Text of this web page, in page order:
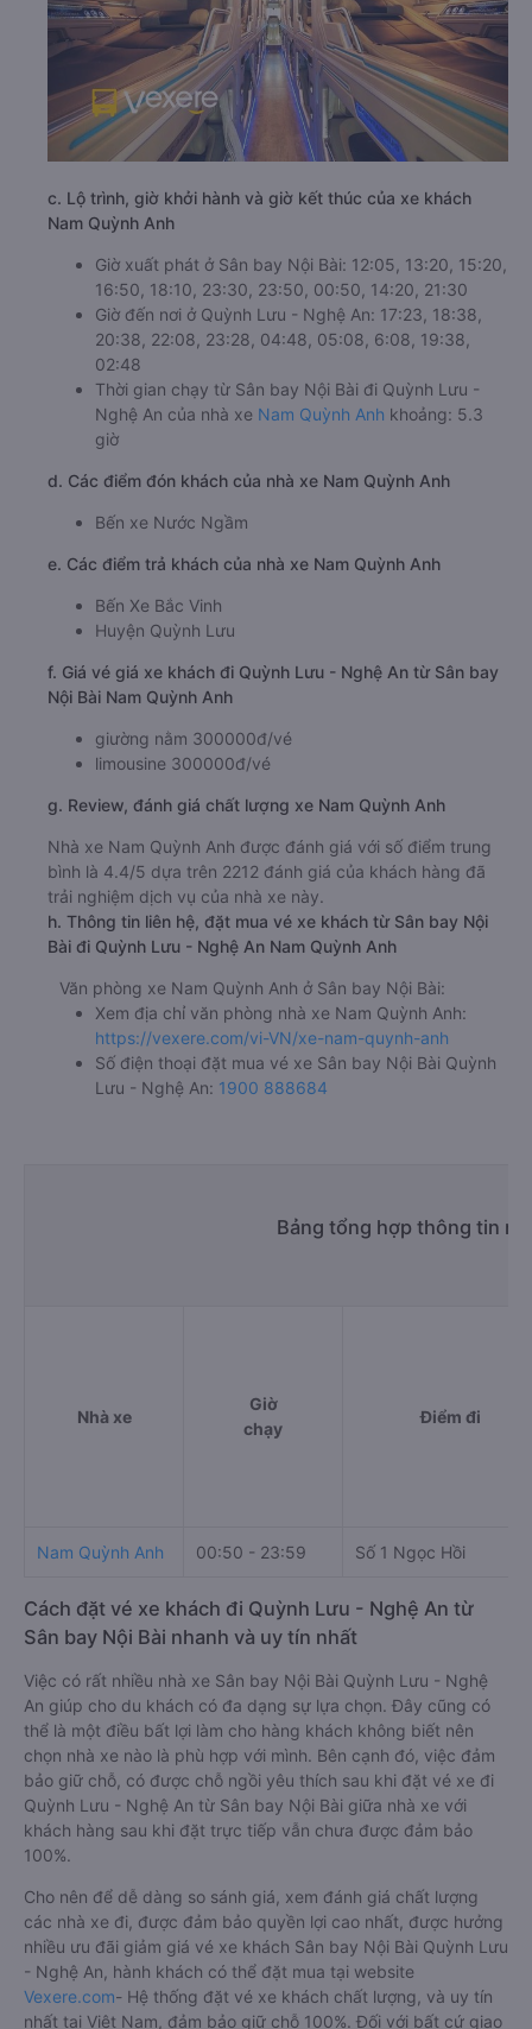
c. Lộ trình, giờ khởi hành và giờ kết thúc của xe khách
Nam Quỳnh Anh
Giờ xuất phát ở Sân bay Nội Bài: 12:05, 13:20, 15:20,
16:50, 18:10, 23:30, 23:50, 00:50, 14:20, 21:30
Giờ đến nơi ở Quỳnh Lưu - Nghệ An: 17:23, 18:38,
20:38, 22:08, 23:28, 04:48, 05:08, 6:08, 19:38,
02:48
Thời gian chạy từ Sân bay Nội Bài đi Quỳnh Lưu -
Nghệ An của nhà xe Nam Quỳnh Anh khoảng: 5.3
giờ
d. Các điểm đón khách của nhà xe Nam Quỳnh Anh
Bến xe Nước Ngầm
e. Các điểm trả khách của nhà xe Nam Quỳnh Anh
Bến Xe Bắc Vinh
Huyện Quỳnh Lưu
f. Giá vé giá xe khách đi Quỳnh Lưu - Nghệ An từ Sân bay
Nội Bài Nam Quỳnh Anh
giường nằm 300000đ/vé
limousine 300000đ/vé
g. Review, đánh giá chất lượng xe Nam Quỳnh Anh
Nhà xe Nam Quỳnh Anh được đánh giá với số điểm trung
bình là 4.4/5 dựa trên 2212 đánh giá của khách hàng đã
trải nghiệm dịch vụ của nhà xe này.
h. Thông tin liên hệ, đặt mua vé xe khách từ Sân bay Nội
Bài đi Quỳnh Lưu - Nghệ An Nam Quỳnh Anh
Văn phòng xe Nam Quỳnh Anh ở Sân bay Nội Bài:
Xem địa chỉ văn phòng nhà xe Nam Quỳnh Anh:
https://vexere.com/vi-VN/xe-nam-quynh-anh
Số điện thoại đặt mua vé xe Sân bay Nội Bài Quỳnh
Lưu - Nghệ An: 1900 888684
Bảng tổng hợp thông tin
Nhà xe
Giờ
chạy
Điểm đi
Nam Quỳnh Anh 00:50 - 23:59 Số 1 Ngọc Hồi
Cách đặt vé xe khách đi Quỳnh Lưu - Nghệ An từ
Sân bay Nội Bài nhanh và uy tín nhất
Việc có rất nhiều nhà xe Sân bay Nội Bài Quỳnh Lưu - Nghệ
An giúp cho du khách có đa dạng sự lựa chọn. Đây cũng có
thể là một điều bất lợi làm cho hàng khách không biết nên
chọn nhà xe nào là phù hợp với mình. Bên cạnh đó, việc đảm
bảo giữ chỗ, có được chỗ ngồi yêu thích sau khi đặt vé xe đi
Quỳnh Lưu - Nghệ An từ Sân bay Nội Bài giữa nhà xe với
khách hàng sau khi đặt trực tiếp vẫn chưa được đảm bảo
100%.
Cho nên để dễ dàng so sánh giá, xem đánh giá chất lượng
các nhà xe đi, được đảm bảo quyền lợi cao nhất, được hưởng
nhiều ưu đãi giảm giá vé xe khách Sân bay Nội Bài Quỳnh Lưu
- Nghệ An, hành khách có thể đặt mua tại website
Vexere.com- Hệ thống đặt vé xe khách chất lượng, và uy tín
nhất tại Việt Nam, đảm bảo giữ chỗ 100%. Đối với bất cứ giao